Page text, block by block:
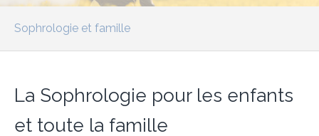
Sophrologie et famille
La Sophrologie pour les enfants
et toute la famille